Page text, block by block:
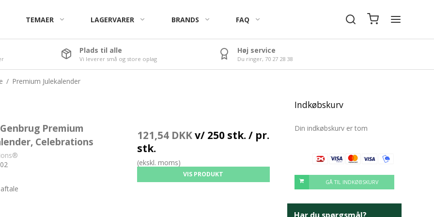
Snackbægre
TEMAER
Påske
LAGERVARER BRANDS FAQ
Premium Bamser
The-bamser
Kalfany Standard Bolsjer
Plads til alle
Vi leverer små og store oplag
Høj service
Du ringer, 70 27 28 38
/ Premium Julekalender
Premium
Celebrations
121,54 DKKv/ 250 stk. / pr.
stk.
(ekskl. moms)
VIS PRODUKT
Indkøbskurv
Din indkøbskurv er tom
GÅ TIL INDKØBSKURV